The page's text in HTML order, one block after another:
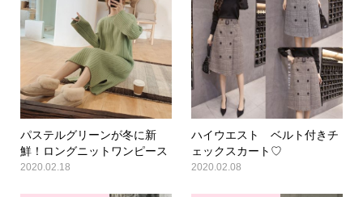
パステルグリーンが冬に新
鮮！ロングニットワンピース
2020.02.18
ハイウエスト ベルト付きチ
ェックスカート♡
2020.02.08